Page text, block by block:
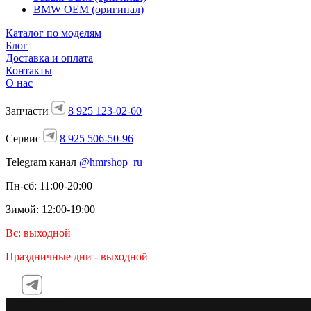
BMW OEM (оригинал)
Каталог по моделям
Блог
Доставка и оплата
Контакты
О нас
Запчасти 8 925 123-02-60
Сервис
8 925 506-50-96
Telegram канал @hmrshop_ru
Пн-сб: 11:00-20:00
Зимой: 12:00-19:00
Вс: выходной
Праздничные дни - выходной